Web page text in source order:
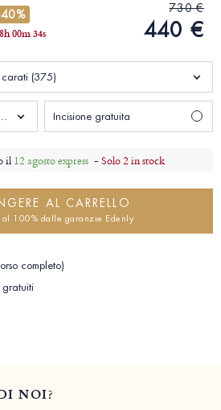
h00m33s
730 €
440 €
(375)
Uomo Incisione gratuita
il 12 agosto express -Solo 2 in stock
AL CARRELLO
al 100% dalle garanzie Edenly
completo)
gratuiti
NOI?